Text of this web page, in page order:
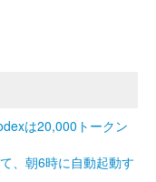
は20,000トークン
、朝6時に自動起動す